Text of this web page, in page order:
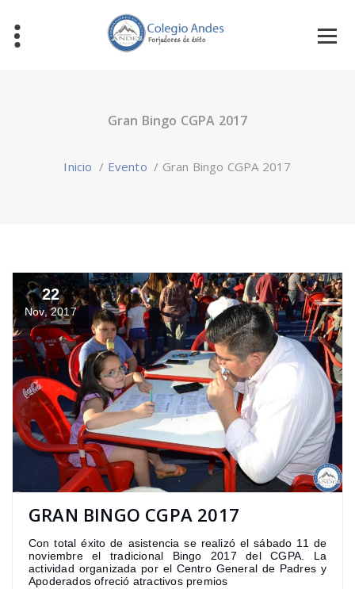
Gran Bingo CGPA 2017
Inicio / Evento / Gran Bingo CGPA 2017
22
Nov, 2017
GRAN BINGO CGPA 2017
Con total éxito de asistencia se realizó el sábado 11 de
noviembre el tradicional Bingo 2017 del CGPA. La
actividad organizada por el Centro General de Padres y
Apoderados ofreció atractivos premios